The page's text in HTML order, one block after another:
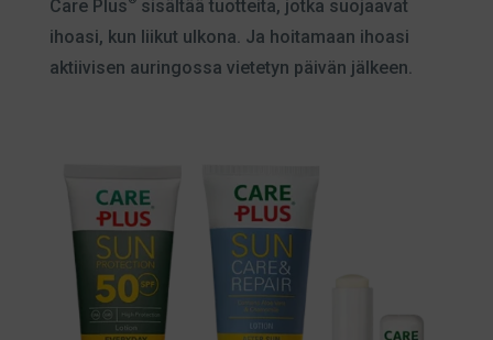
Care Plus sisältää tuotteita, jotka suojaavat
ihoasi, kun liikut ulkona. Ja hoitamaan ihoasi
aktiivisen auringossa vietetyn päivän jälkeen.